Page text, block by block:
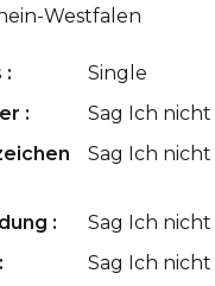
Westfalen
:
Single
:
Sag Ich nicht
Sag Ich nicht
:
Sag Ich nicht
Sag Ich nicht